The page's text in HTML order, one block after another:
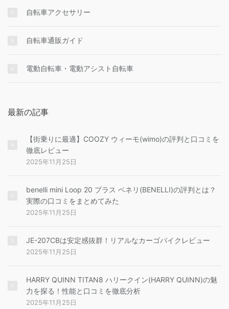
自転車アクセサリー
自転車通販ガイド
電動自転車・電動アシスト自転車
最新の記事
【街乗りに最適】COOZY ウィーモ(wimo)の評判と口コミを
徹底レビュー
2025年11月25日
benelli mini Loop 20 プラス ベネリ(BENELLI)の評判とは？
実際の口コミをまとめてみた
2025年11月25日
JE-207CBは安定感抜群！リアルなカーゴバイクレビュー
2025年11月25日
HARRY QUINN TITAN8 ハリークイン(HARRY QUINN)の魅
力を探る！性能と口コミを徹底分析
2025年11月25日